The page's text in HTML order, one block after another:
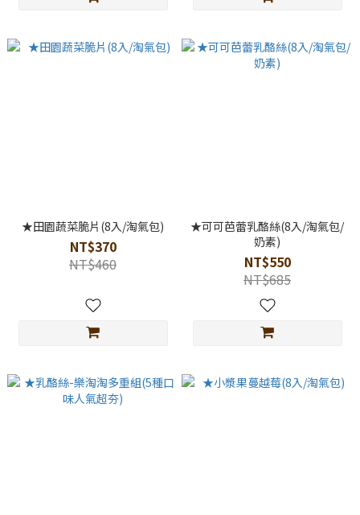
★田園蔬菜脆片(8入/淘氣包)
NT$370
NT$460
★可可芭蕾乳酪絲(8入/淘氣包/
奶素)
NT$550
NT$685